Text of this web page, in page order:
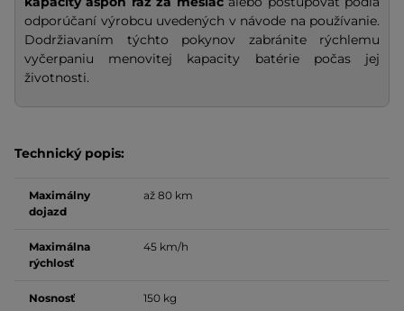
odporúčaní výrobcu uvedených v návode na používanie.
Dodržiavaním týchto pokynov zabránite rýchlemu
vyčerpaniu menovitej kapacity batérie počas jej
životnosti.
Technický popis:
Maximálny
dojazd
až 80 km
Maximálna
rýchlosť
45 km/h
Nosnosť 150 kg